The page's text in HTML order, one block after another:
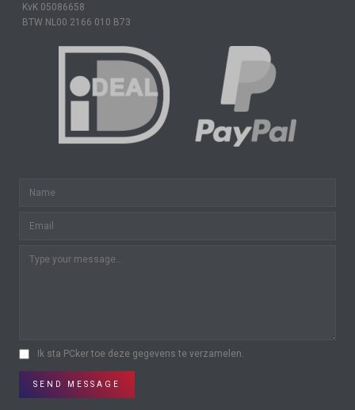
KvK 05086658
BTW NL00 2166 010 B73
Ik sta PCker toe deze gegevens te verzamelen.
SEND MESSAGE